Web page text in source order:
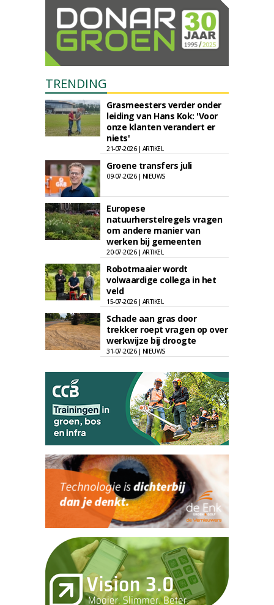
TRENDING
Grasmeesters verder onder
leiding van Hans Kok: 'Voor
onze klanten verandert er
niets'
21-07-2026 | ARTIKEL
Groene transfers juli
09-07-2026 | NIEUWS
Europese
natuurherstelregels vragen
om andere manier van
werken bij gemeenten
20-07-2026 | ARTIKEL
Robotmaaier wordt
volwaardige collega in het
veld
15-07-2026 | ARTIKEL
Schade aan gras door
trekker roept vragen op over
werkwijze bij droogte
31-07-2026 | NIEUWS